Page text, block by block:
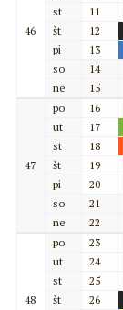
46
st
11
št
12
pi
13
so
14
ne
15
47
po
16
ut
17
st
18
št
19
pi
20
so
21
ne
22
48
po
23
ut
24
st
25
št
26